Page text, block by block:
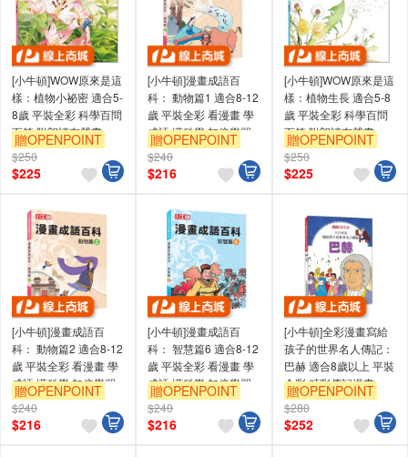
[小牛頓]WOW原來是這
樣：植物小祕密 適合5-
8歲 平裝全彩 科學百問
百答 附朗讀有聲書
贈OPENPOINT
$250
$225
[小牛頓]漫畫成語百
科： 動物篇1 適合8-12
歲 平裝全彩 看漫畫 學
成語 懂科學 加倍學習
效果
贈OPENPOINT
$240
$216
[小牛頓]WOW原來是這
樣：植物生長 適合5-8
歲 平裝全彩 科學百問
百答 附朗讀有聲書
贈OPENPOINT
$250
$225
[小牛頓]漫畫成語百
科： 動物篇2 適合8-12
歲 平裝全彩 看漫畫 學
成語 懂科學 加倍學習
效果
贈OPENPOINT
$240
$216
[小牛頓]漫畫成語百
科： 智慧篇6 適合8-12
歲 平裝全彩 看漫畫 學
成語 懂科學 加倍學習
效果
贈OPENPOINT
$240
$216
[小牛頓]全彩漫畫寫給
孩子的世界名人傳記：
巴赫 適合8歲以上 平裝
全彩 精彩傳記漫畫
贈OPENPOINT
$280
$252